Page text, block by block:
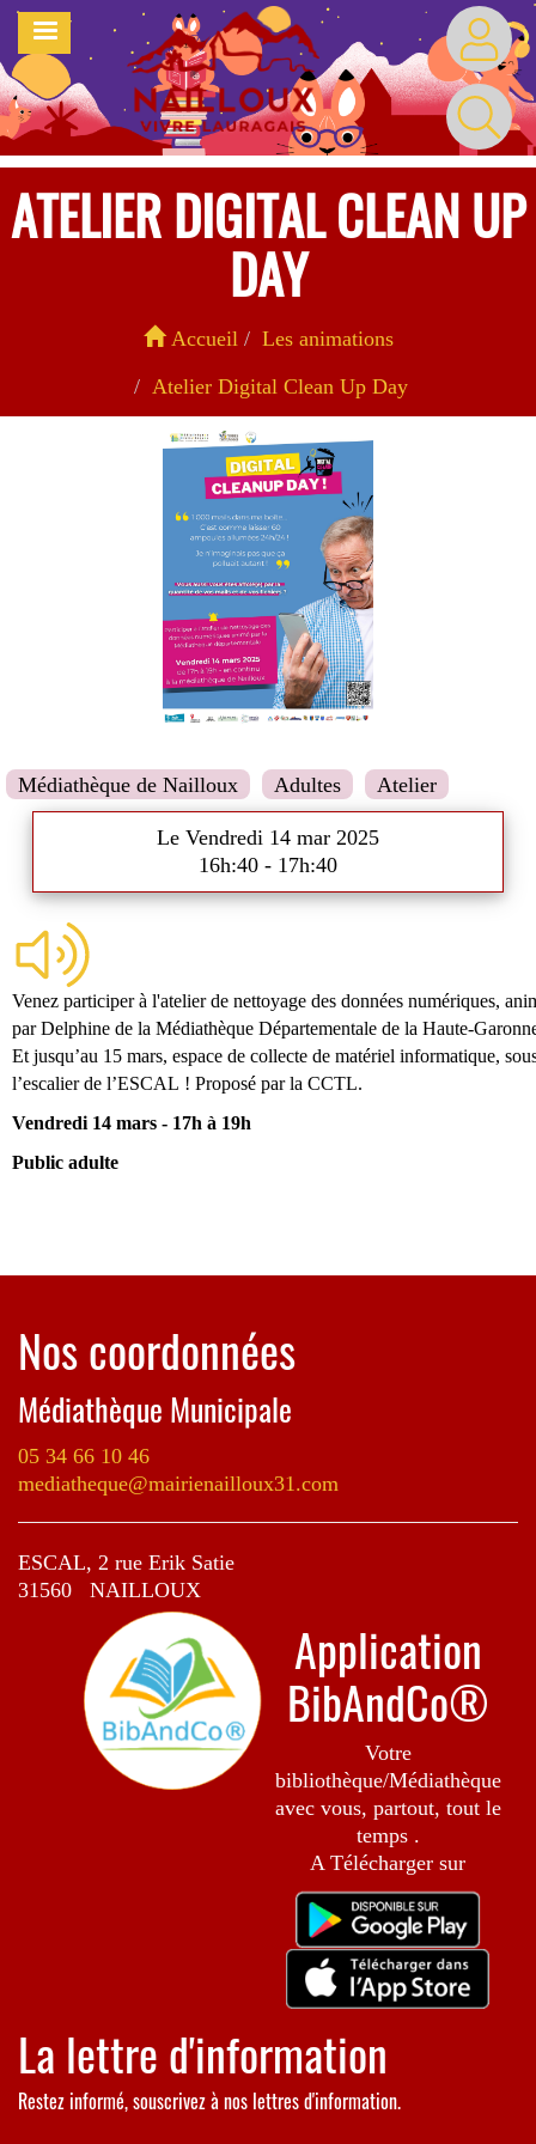
Aller
contenu
principal
MENU
ATELIER DIGITAL CLEAN UP
DAY
Accueil
Les animations
Atelier Digital Clean Up Day
Médiathèque de Nailloux Adultes Atelier
Le Vendredi 14 mar 2025
16h:40 - 17h:40
Venez participer à l'atelier de nettoyage des données numériques,
par Delphine de la Médiathèque Départementale de la Haute-
Et jusqu’au 15 mars, espace de collecte de matériel informatique,
l’escalier de l’ESCAL ! Proposé par la CCTL.
Vendredi 14 mars - 17h à 19h
Public adulte
Nos coordonnées
Médiathèque Municipale
05 34 66 10 46
mediatheque@mairienailloux31.com
ESCAL, 2 rue Erik Satie
31560 NAILLOUX
Application
BibAndCo®
Votre
bibliothèque/Médiathèque
avec vous, partout, tout le
temps .
A Télécharger sur
La lettre d'information
Restez informé, souscrivez à nos lettres d'information.